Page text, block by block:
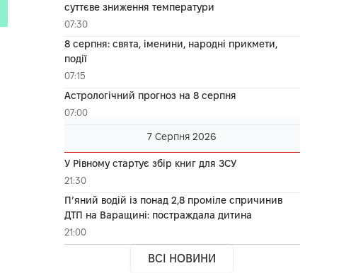
суттєве зниження температури
07:30
8 серпня: свята, іменини, народні прикмети,
події
07:15
Астрологічний прогноз на 8 серпня
07:00
7 Серпня 2026
У Рівному стартує збір книг для ЗСУ
21:30
П’яний водій із понад 2,8 проміле спричинив
ДТП на Варащині: постраждала дитина
21:00
ВСІ НОВИНИ